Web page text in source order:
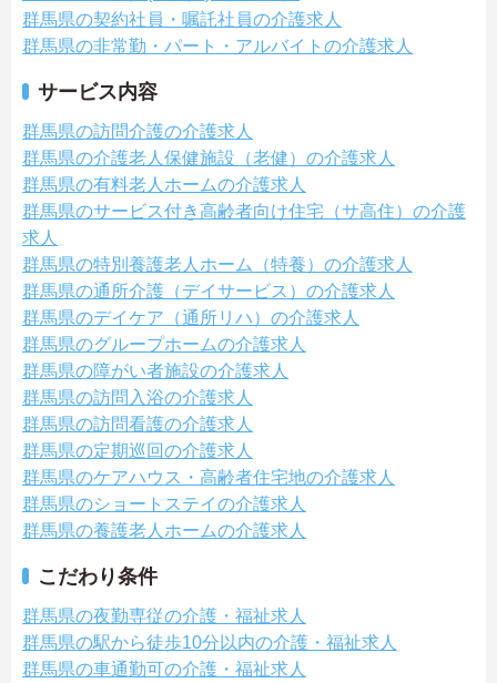
群馬県の契約社員・嘱託社員の介護求人
群馬県の非常勤・パート・アルバイトの介護求人
サービス内容
群馬県の訪問介護の介護求人
群馬県の介護老人保健施設（老健）の介護求人
群馬県の有料老人ホームの介護求人
群馬県のサービス付き高齢者向け住宅（サ高住）の介護
求人
群馬県の特別養護老人ホーム（特養）の介護求人
群馬県の通所介護（デイサービス）の介護求人
群馬県のデイケア（通所リハ）の介護求人
群馬県のグループホームの介護求人
群馬県の障がい者施設の介護求人
群馬県の訪問入浴の介護求人
群馬県の訪問看護の介護求人
群馬県の定期巡回の介護求人
群馬県のケアハウス・高齢者住宅地の介護求人
群馬県のショートステイの介護求人
群馬県の養護老人ホームの介護求人
こだわり条件
群馬県の夜勤専従の介護・福祉求人
群馬県の駅から徒歩10分以内の介護・福祉求人
群馬県の車通勤可の介護・福祉求人